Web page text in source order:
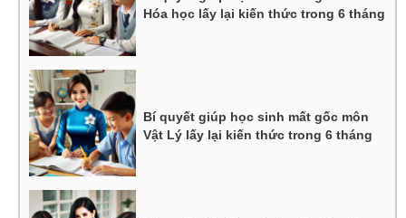
Hóa học lấy lại kiến thức trong 6 tháng
Bí quyết giúp học sinh mất gốc môn
Vật Lý lấy lại kiến thức trong 6 tháng